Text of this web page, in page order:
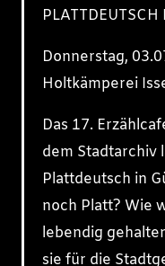
PLATTDEUTSCH
Donnerstag,
Holtkämperei
Das 17.
dem Stadtarchiv
Plattdeutsch in
noch Platt? Wie
lebendig
sie für die